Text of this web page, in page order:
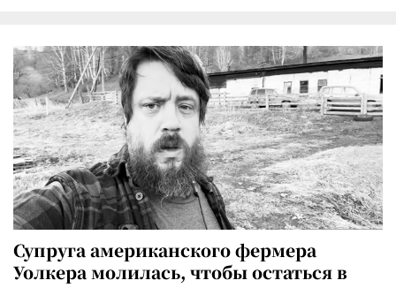
Супруга американского фермера
Уолкера молилась, чтобы остаться в